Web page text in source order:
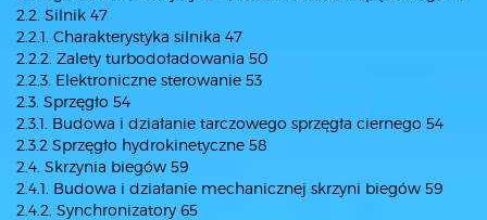
2.2. Silnik 47
2.2.1. Charakterystyka silnika 47
2.2.2. Zalety turbodoładowania 50
2.2.3. Elektroniczne sterowanie 53
2.3. Sprzęgło 54
2.3.1. Budowa i działanie tarczowego sprzęgła ciernego 54
2.3.2 Sprzęgło hydrokinetyczne 58
2.4. Skrzynia biegów 59
2.4.1. Budowa i działanie mechanicznej skrzyni biegów 59
2.4.2. Synchronizatory 65